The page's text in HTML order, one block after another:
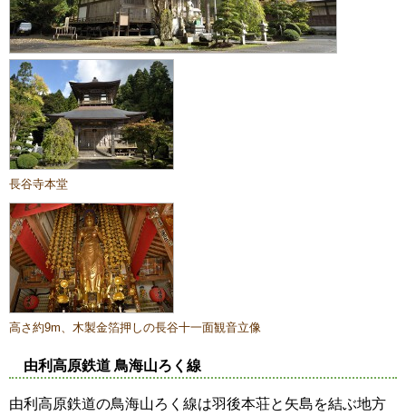
長谷寺本堂
高さ約9m、木製金箔押しの長谷十一面観音立像
由利高原鉄道 鳥海山ろく線
由利高原鉄道の鳥海山ろく線は羽後本荘と矢島を結ぶ地方